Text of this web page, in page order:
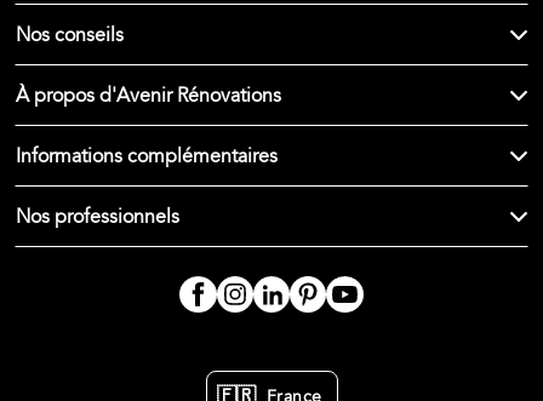
Nos conseils
À propos d'Avenir Rénovations
Informations complémentaires
Nos professionnels